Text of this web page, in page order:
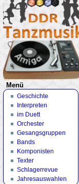
Menü
Geschichte
Interpreten
im Duett
Orchester
Gesangsgruppen
Bands
Komponisten
Texter
Schlagerrevue
Jahresauswahlen